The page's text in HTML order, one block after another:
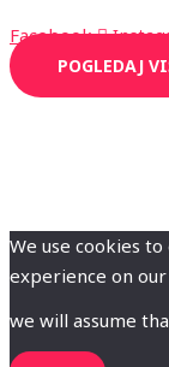
Facebook
POGLEDAJ
We use cookies
experience on
we will assume